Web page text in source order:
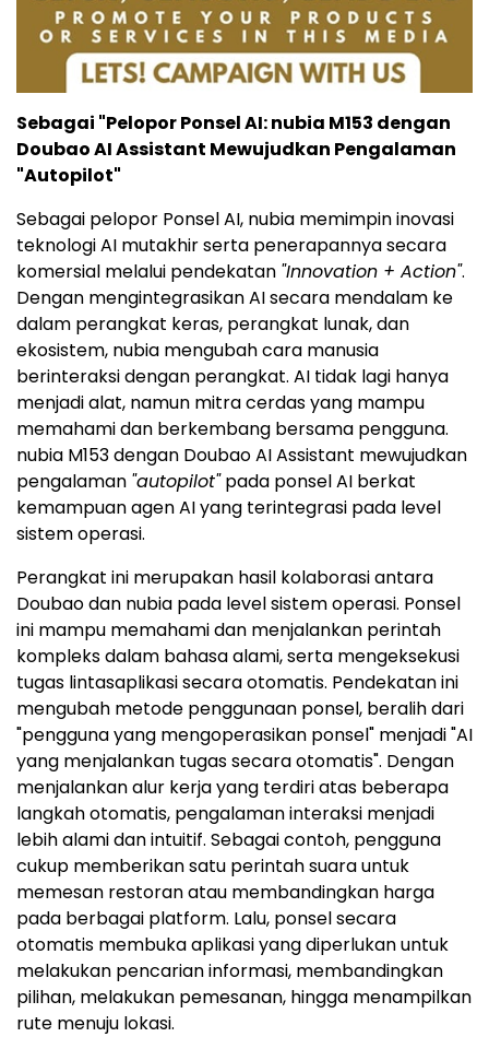
Sebagai "Pelopor Ponsel AI: nubia M153 dengan
Doubao AI Assistant Mewujudkan Pengalaman
"Autopilot"
Sebagai pelopor Ponsel AI, nubia memimpin inovasi
teknologi AI mutakhir serta penerapannya secara
komersial melalui pendekatan "Innovation + Action".
Dengan mengintegrasikan AI secara mendalam ke
dalam perangkat keras, perangkat lunak, dan
ekosistem, nubia mengubah cara manusia
berinteraksi dengan perangkat. AI tidak lagi hanya
menjadi alat, namun mitra cerdas yang mampu
memahami dan berkembang bersama pengguna.
nubia M153 dengan Doubao AI Assistant mewujudkan
pengalaman "autopilot"pada ponsel AI berkat
kemampuan agen AI yang terintegrasi pada level
sistem operasi.
Perangkat ini merupakan hasil kolaborasi antara
Doubao dan nubia pada level sistem operasi. Ponsel
ini mampu memahami dan menjalankan perintah
kompleks dalam bahasa alami, serta mengeksekusi
tugas lintasaplikasi secara otomatis. Pendekatan ini
mengubah metode penggunaan ponsel, beralih dari
"pengguna yang mengoperasikan ponsel" menjadi "AI
yang menjalankan tugas secara otomatis". Dengan
menjalankan alur kerja yang terdiri atas beberapa
langkah otomatis, pengalaman interaksi menjadi
lebih alami dan intuitif. Sebagai contoh, pengguna
cukup memberikan satu perintah suara untuk
memesan restoran atau membandingkan harga
pada berbagai platform. Lalu, ponsel secara
otomatis membuka aplikasi yang diperlukan untuk
melakukan pencarian informasi, membandingkan
pilihan, melakukan pemesanan, hingga menampilkan
rute menuju lokasi.